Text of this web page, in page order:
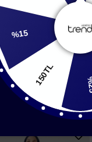
%25
150TL
%15